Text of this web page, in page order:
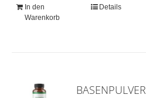
In den
Warenkorb
Details
BASENPULVER